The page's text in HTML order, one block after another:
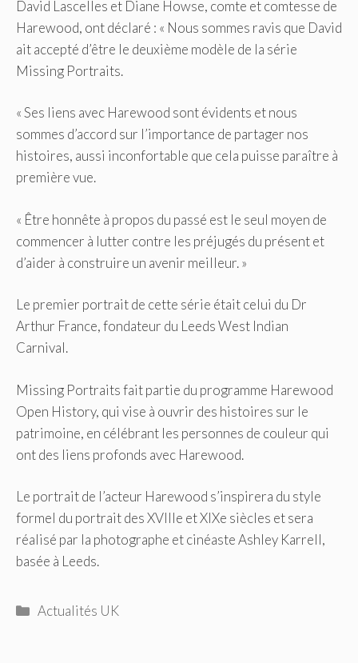
David Lascelles et Diane Howse, comte et comtesse de
Harewood, ont déclaré : « Nous sommes ravis que David
ait accepté d’être le deuxième modèle de la série
Missing Portraits.
« Ses liens avec Harewood sont évidents et nous
sommes d’accord sur l’importance de partager nos
histoires, aussi inconfortable que cela puisse paraître à
première vue.
« Être honnête à propos du passé est le seul moyen de
commencer à lutter contre les préjugés du présent et
d’aider à construire un avenir meilleur. »
Le premier portrait de cette série était celui du Dr
Arthur France, fondateur du Leeds West Indian
Carnival.
Missing Portraits fait partie du programme Harewood
Open History, qui vise à ouvrir des histoires sur le
patrimoine, en célébrant les personnes de couleur qui
ont des liens profonds avec Harewood.
Le portrait de l’acteur Harewood s’inspirera du style
formel du portrait des XVIIIe et XIXe siècles et sera
réalisé par la photographe et cinéaste Ashley Karrell,
basée à Leeds.
Catégories
Actualités UK